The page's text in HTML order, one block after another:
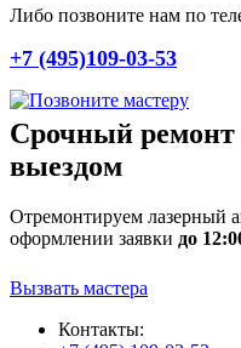
Либо позвоните нам по
+7 (495)109-03-53
Срочный ремонт
выездом
Отремонтируем лазерный
оформлении заявки до
Вызвать мастера
Контакты: